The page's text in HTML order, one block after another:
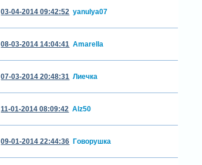
03-04-2014 09:42:52 yanulya07
08-03-2014 14:04:41 Amarella
07-03-2014 20:48:31 Лиечка
11-01-2014 08:09:42 Alz50
09-01-2014 22:44:36 Гoворушка